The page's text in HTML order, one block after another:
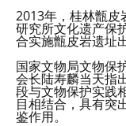
2013年，桂林甑皮
研究所文化遗产保
合实施甑皮岩遗址
国家文物局文物保
会长陆寿麟当天指
段与文物保护实践
目相结合，具有突
鉴作用。